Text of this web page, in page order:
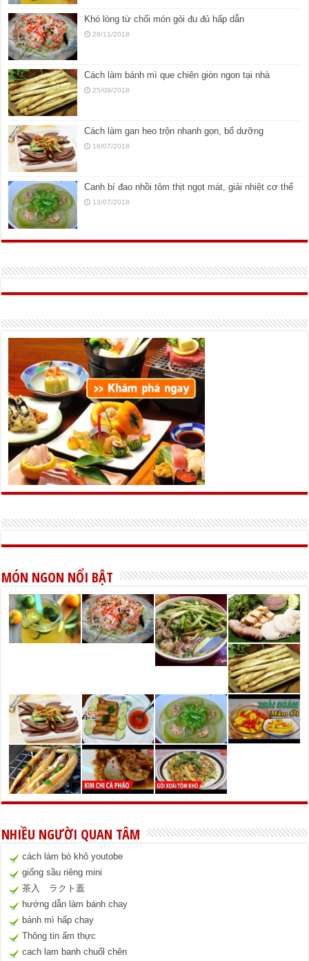
Khó lòng từ chối món gỏi đu đủ hấp dẫn
28/11/2018
Cách làm bánh mì que chiên giòn ngon tại nhà
25/09/2018
Cách làm gan heo trộn nhanh gọn, bổ dưỡng
16/07/2018
Canh bí đao nhồi tôm thịt ngọt mát, giải nhiệt cơ thể
13/07/2018
MÓN NGON NỔI BẬT
NHIỀU NGƯỜI QUAN TÂM
cách làm bò khô youtobe
giống sầu riêng mini
茶入 ラクト蓋
hướng dẫn làm bánh chay
bánh mì hấp chay
Thông tin ẩm thực
cach lam banh chuốl chên